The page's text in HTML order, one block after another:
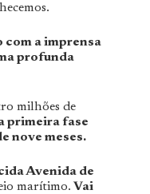
com a imprensa
profunda
milhões de
primeira fase
nove meses.
Avenida de
marítimo. Vai